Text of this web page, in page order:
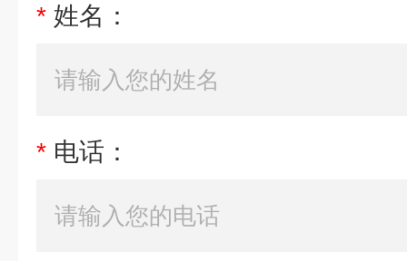
* 姓名：
* 电话：